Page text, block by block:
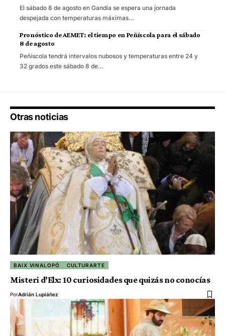
El sábado 8 de agosto en Gandia se espera una jornada
despejada con temperaturas máximas…
Pronóstico de AEMET: el tiempo en Peñíscola para el sábado
8 de agosto
Peñíscola tendrá intervalos nubosos y temperaturas entre 24 y
32 grados este sábado 8 de…
Otras noticias
BAIX VINALOPÓ CULTURARTE
Misteri d’Elx: 10 curiosidades que quizás no conocías
PorAdrián Lupiáñez